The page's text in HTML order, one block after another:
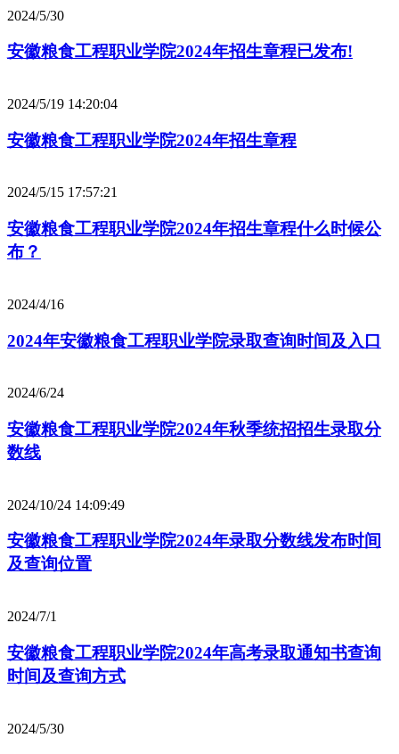
2024/5/30
安徽粮食工程职业学院2024年招生章程已发布!
2024/5/19 14:20:04
安徽粮食工程职业学院2024年招生章程
2024/5/15 17:57:21
安徽粮食工程职业学院2024年招生章程什么时候公
布？
2024/4/16
2024年安徽粮食工程职业学院录取查询时间及入口
2024/6/24
安徽粮食工程职业学院2024年秋季统招招生录取分
数线
2024/10/24 14:09:49
安徽粮食工程职业学院2024年录取分数线发布时间
及查询位置
2024/7/1
安徽粮食工程职业学院2024年高考录取通知书查询
时间及查询方式
2024/5/30